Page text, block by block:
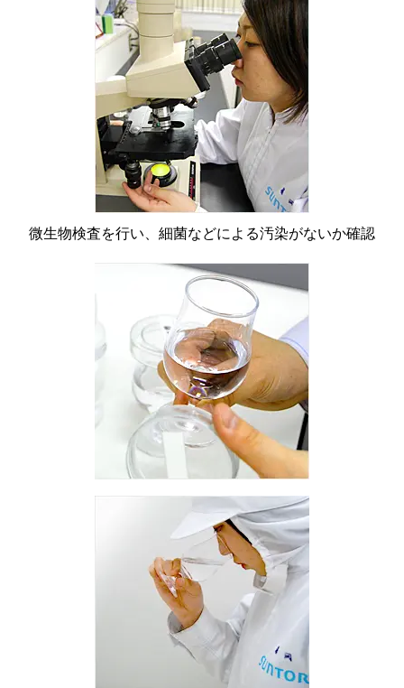
飲用時の品質
微生物検査を行い、細菌などによる汚染がないか確認